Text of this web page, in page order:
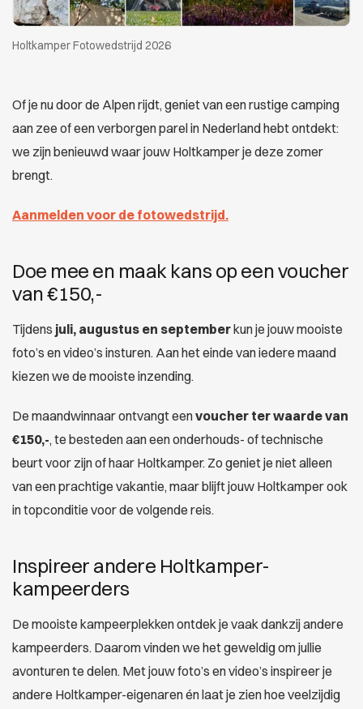
Holtkamper Fotowedstrijd 2026
Of je nu door de Alpen rijdt, geniet van een rustige camping
aan zee of een verborgen parel in Nederland hebt ontdekt:
we zijn benieuwd waar jouw Holtkamper je deze zomer
brengt.
Aanmelden voor de fotowedstrijd.
Doe mee en maak kans op een voucher
van €150,-
Tijdens juli, augustus en septemberkun je jouw mooiste
foto’s en video’s insturen. Aan het einde van iedere maand
kiezen we de mooiste inzending.
De maandwinnaar ontvangt eenvoucher ter waarde van
€150,-, te besteden aan een onderhouds- of technische
beurt voor zijn of haar Holtkamper. Zo geniet je niet alleen
van een prachtige vakantie, maar blijft jouw Holtkamper ook
in topconditie voor de volgende reis.
Inspireer andere Holtkamper-
kampeerders
De mooiste kampeerplekken ontdek je vaak dankzij andere
kampeerders. Daarom vinden we het geweldig om jullie
avonturen te delen. Met jouw foto’s en video’s inspireer je
andere Holtkamper-eigenaren én laat je zien hoe veelzijdig